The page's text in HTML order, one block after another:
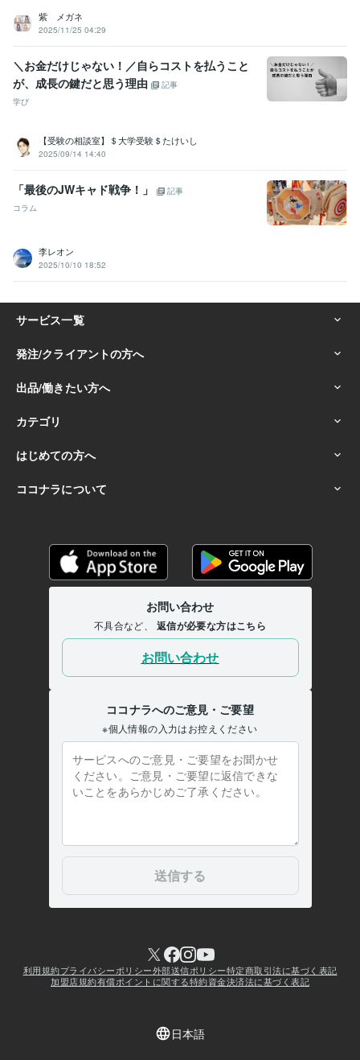
紫 メガネ
2025/11/25 04:29
＼お金だけじゃない！／自らコストを払うこと
が、成長の鍵だと思う理由
記事
学び
【受験の相談室】＄大学受験＄たけいし
2025/09/14 14:40
「最後のJWキャド戦争！」
記事
コラム
李レオン
2025/10/10 18:52